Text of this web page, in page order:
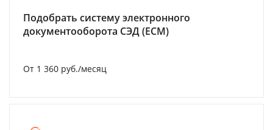
Подобрать систему электронного
документооборота СЭД (ECM)
От 1 360 руб./месяц